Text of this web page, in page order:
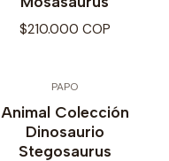
$210.000 COP
PAPO
Animal Colección
Dinosaurio
Stegosaurus